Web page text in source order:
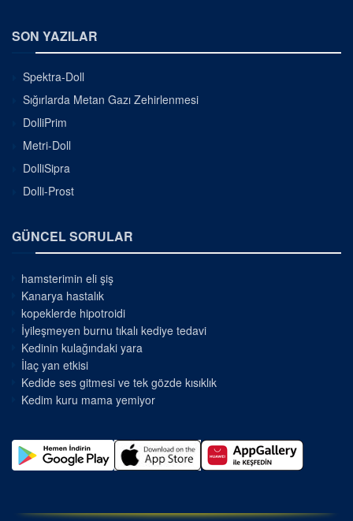
SON YAZILAR
Spektra-Doll
Sığırlarda Metan Gazı Zehirlenmesi
DolliPrim
Metri-Doll
DolliSipra
Dolli-Prost
GÜNCEL SORULAR
hamsterimin eli şiş
Kanarya hastalık
kopeklerde hipotroidi
İyileşmeyen burnu tıkalı kediye tedavi
Kedinin kulağındaki yara
İlaç yan etkisi
Kedide ses gitmesi ve tek gözde kısıklık
Kedim kuru mama yemiyor